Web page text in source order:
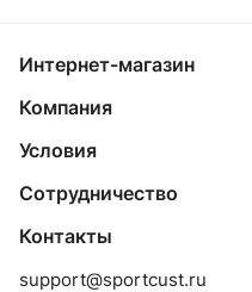
Интернет-магазин
Компания
Условия
Сотрудничество
Контакты
support@sportcust.ru